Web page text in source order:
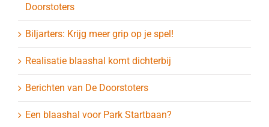
Doorstoters
Biljarters: Krijg meer grip op je spel!
Realisatie blaashal komt dichterbij
Berichten van De Doorstoters
Een blaashal voor Park Startbaan?